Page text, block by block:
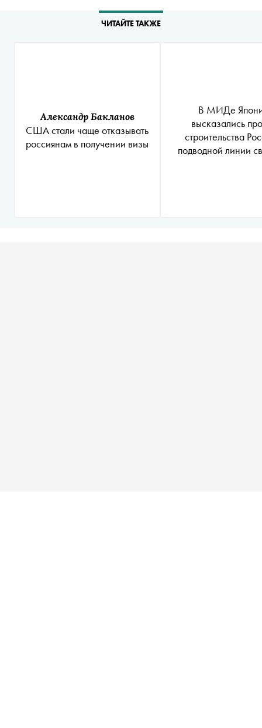
ЧИТАЙТЕ ТАКЖЕ
Александр Бакланов
США стали чаще отказывать
россиянам в получении визы
В МИДе
высказались
строительства
подводной линии